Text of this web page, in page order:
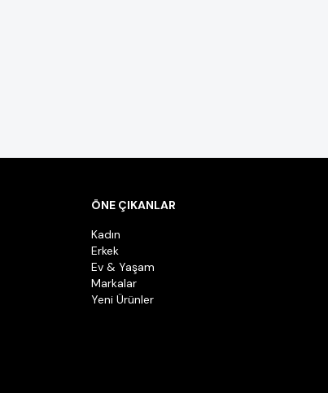
ÖNE ÇIKANLAR
Kadın
Erkek
Ev & Yaşam
Markalar
Yeni Ürünler